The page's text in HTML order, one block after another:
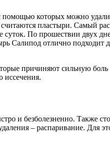
помощью которых можно
пластыри. Самый
По прошествии двух
Салипод отлично подходит
причиняют сильную боль
иссечения.
и безболезненно. Также
– распаривание. Для